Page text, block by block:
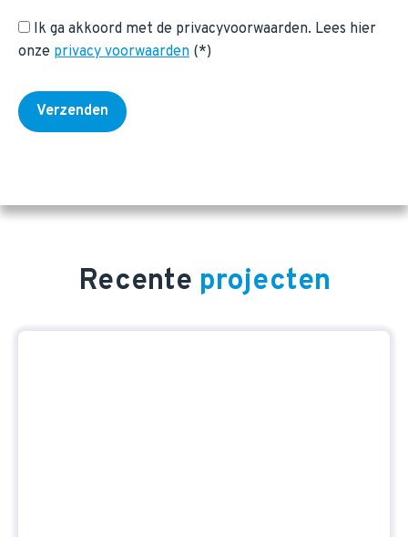
Ik ga akkoord met de privacyvoorwaarden. Lees hier
onze privacy voorwaarden (*)
Recente projecten